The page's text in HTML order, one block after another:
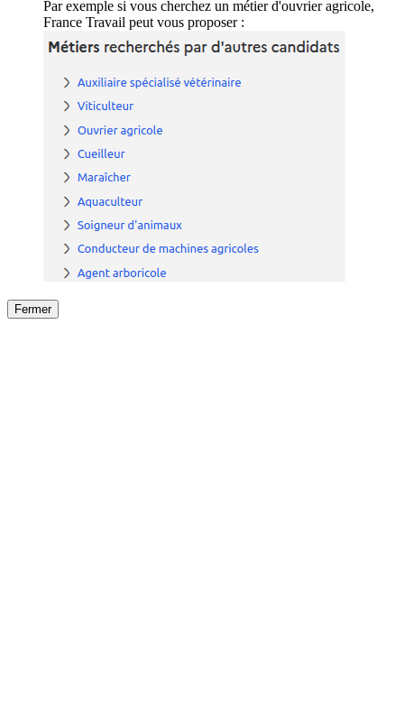
Par exemple si vous cherchez un métier d'ouvrier agricole,
France Travail peut vous proposer :
Fermer